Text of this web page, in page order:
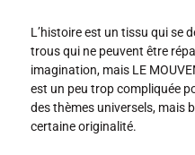
L’histoire est un tissu qui se
trous qui ne peuvent être
imagination, mais LE
est un peu trop compliquée
des thèmes universels, mais
certaine originalité.